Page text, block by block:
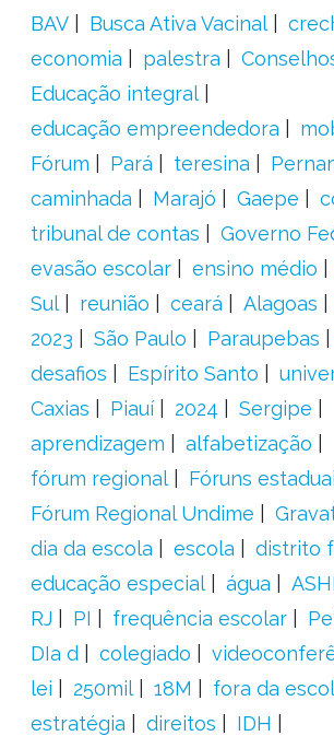
BAV
Busca Ativa Vacinal
economia
palestra
Educação integral
educação empreendedora
Fórum
Pará teresina
caminhada
Marajó Gaepe
tribunal de contas
Governo
evasão escolar
ensino médio
Sul
reunião ceará Alagoas
2023
São Paulo Paraupebas
desafios
Espírito Santo
Caxias
Piauí 2024
Sergipe
aprendizagem
alfabetização
fórum regional
Fóruns
Fórum Regional Undime
dia da escola
escola
distrito
educação especial
água ASHI
RJ
PI frequência escolar
DIa d
colegiado
lei
250mil 18M
fora da
estratégia
direitos
IDH